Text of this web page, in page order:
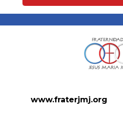
www.fraterjmj.org